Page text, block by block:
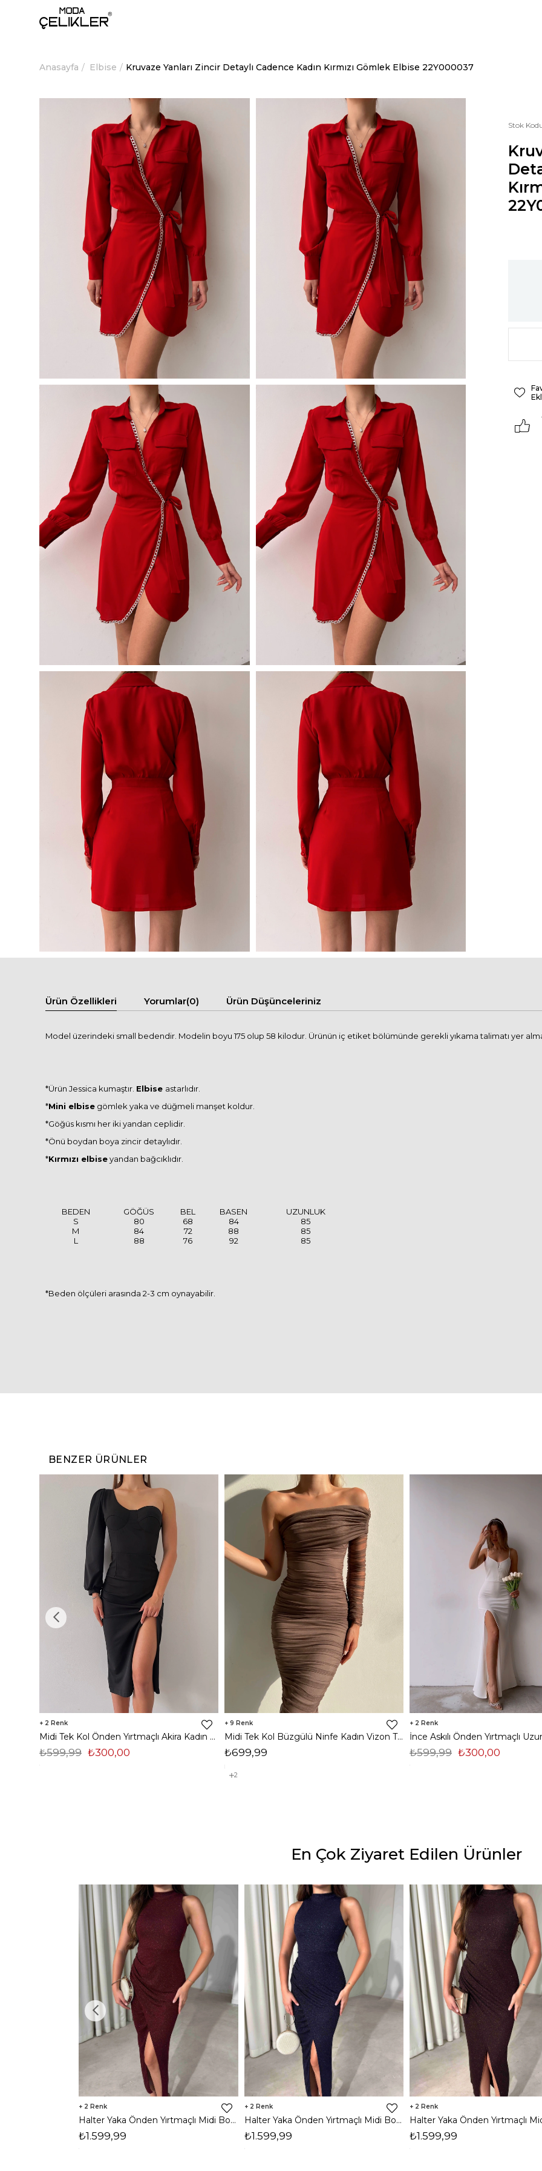
Anasayfa Elbise Kruvaze Yanları Zincir Detaylı Cadence Kadın Kırmızı Gömlek Elbise 22Y000037
Stok
Ürün Özellikleri Yorumlar(0) Ürün Düşünceleriniz
Model üzerindeki small bedendir. Modelin boyu 175 olup 58 kilodur. Ürünün iç etiket bölümünde gerekli yıkama talimatı yer
*Ürün Jessica kumaştır. Elbise astarlıdır.
*Mini elbise gömlek yaka ve düğmeli manşet koldur.
*Göğüs kısmı her iki yandan ceplidir.
*Önü boydan boya zincir detaylıdır.
*Kırmızı elbiseyandan bağcıklıdır.
BEDEN GÖĞÜS BEL BASEN
UZUNLUK
S
80 68 84
85
M
84 72 88
85
L
88 76 92 85
*Beden ölçüleri arasında 2-3 cm oynayabilir.
BENZER ÜRÜNLER
2
Midi Tek Kol Önden Yırtmaçlı Akira Kadın Siyah Elbise 22K000228
₺300,00
₺599,99
9
Midi Tek Kol Büzgülü Ninfe Kadın Vizon Tül Elbise 22K000524
₺699,99
2
2
₺300,00
₺599,99
En Çok Ziyaret Edilen Ürünler
2
Halter Yaka Önden Yırtmaçlı Midi Boy Bordo Hasre Kadın Elbise 26Y502
₺1.599,99
2
Halter Yaka Önden Yırtmaçlı Midi Boy Lacivert Hasre Kadın Elbise 26Y502
₺1.599,99
2
₺1.599,99